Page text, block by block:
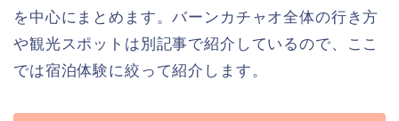
を中心にまとめます。バーンカチャオ全体の行き方
や観光スポットは別記事で紹介しているので、ここ
では宿泊体験に絞って紹介します。